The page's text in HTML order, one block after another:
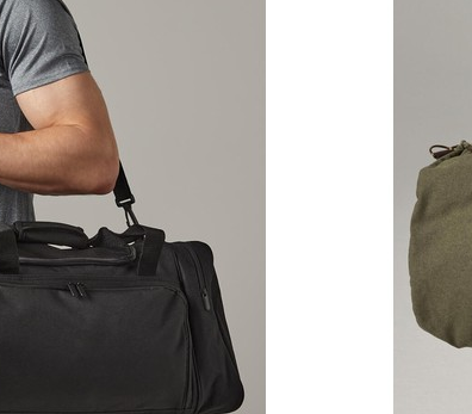
sacs de voyage
transporter vêtements,
simplicité. Confortables et
voyages d'affaires,
Déclinés aux couleurs
de communication
valorise votre marque à